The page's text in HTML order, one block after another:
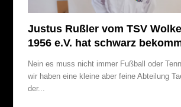
Justus Rußler vom TSV
1956 e.V. hat schwarz
Nein es muss nicht immer Fußball oder
wir haben eine kleine aber feine Abteilung
der...